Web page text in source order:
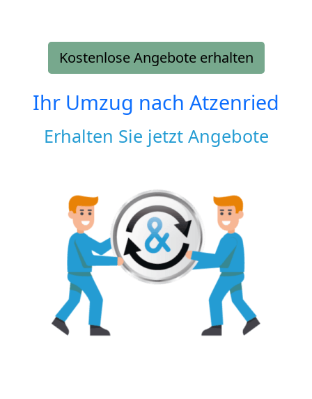
Kostenlose Angebote erhalten
Ihr Umzug nach Atzenried
Erhalten Sie jetzt Angebote